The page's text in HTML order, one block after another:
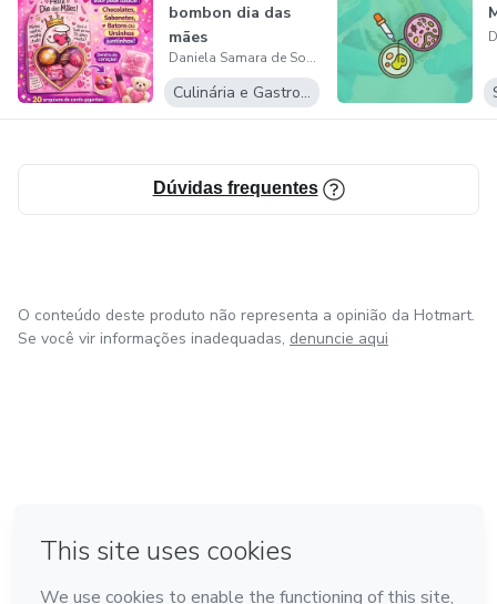
bombon dia das
mães
Daniela Samara de Sousa
Culinária e Gastronomia
Dúvidas frequentes
O conteúdo deste produto não representa a opinião da Hotmart.
Se você vir informações inadequadas, denuncie aqui
Feito com ❤ em Bogotá